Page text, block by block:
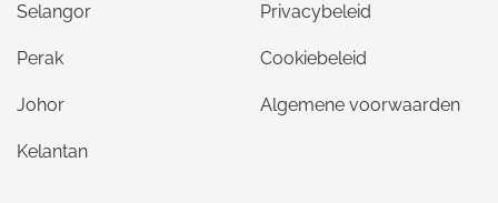
Selangor
Perak
Johor
Kelantan
Privacybeleid
Cookiebeleid
Algemene voorwaarden